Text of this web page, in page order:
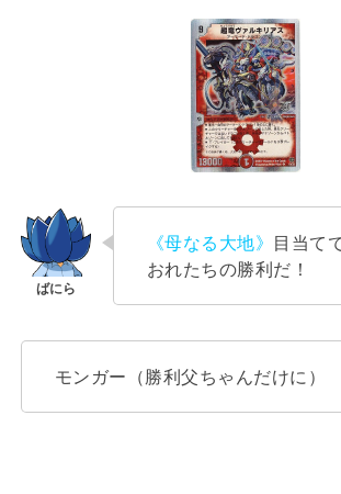
《母なる大地》 目当て
おれたちの勝利だ！
モンガー（勝利父ちゃんだけに）